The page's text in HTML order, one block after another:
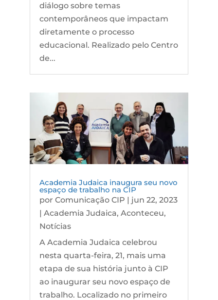
diálogo sobre temas
contemporâneos que impactam
diretamente o processo
educacional. Realizado pelo Centro
de...
Academia Judaica inaugura seu novo
espaço de trabalho na CIP
por Comunicação CIP | jun 22, 2023
| Academia Judaica, Aconteceu,
Notícias
A Academia Judaica celebrou
nesta quarta-feira, 21, mais uma
etapa de sua história junto à CIP
ao inaugurar seu novo espaço de
trabalho. Localizado no primeiro